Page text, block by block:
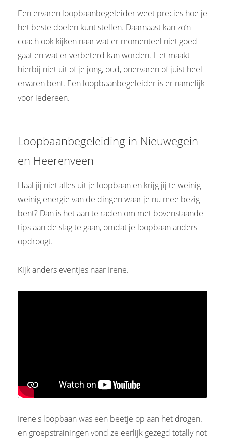
Een ervaren loopbaanbegeleider weet precies hoe je
het beste doelen kunt stellen. Daarnaast kan zo’n
coach ook kijken naar wat er momenteel niet goed
gaat en wat er verbeterd kan worden. Het maakt
hierbij niet uit of je jong, oud, onervaren of juist heel
ervaren bent. Een loopbaanbegeleider is er namelijk
voor iedereen.
Loopbaanbegeleiding in Nieuwegein
en Heerenveen
Haal jij niet alles uit je loopbaan en krijg jij te weinig
weinig energie van de dingen waar je nu mee bezig
bent? Dan is het aan te raden om met bovenstaande
tips aan de slag te gaan, omdat je loopbaan anders
opdroogt.
Kijk anders eventjes naar Irene.
Irene's loopbaan was een beetje op aan het drogen.
en groepstrainingen vond ze eerlijk gezegd totally not